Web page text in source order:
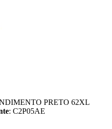
PRETO 62XL
: C2P05AE